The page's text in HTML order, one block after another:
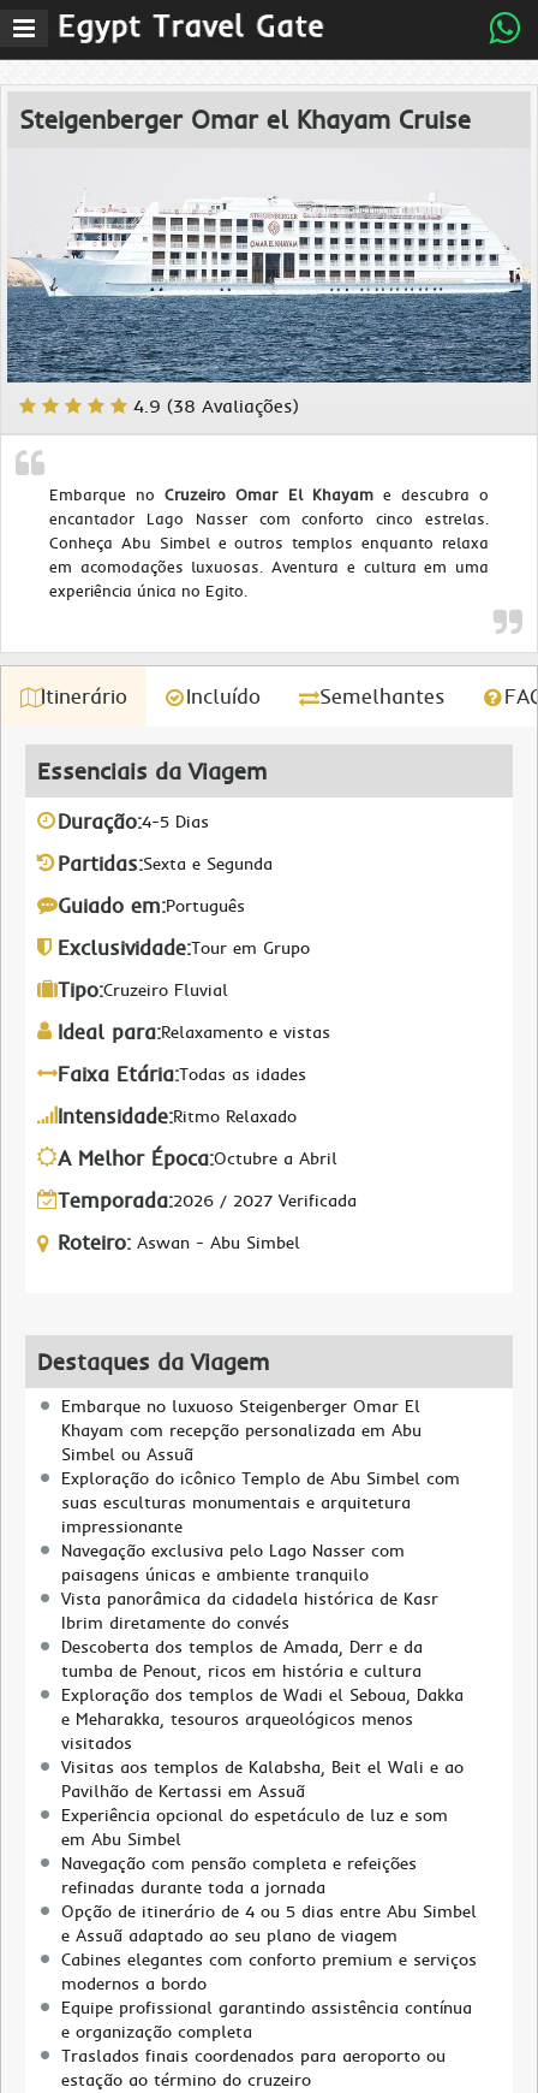
Abrir
menu
navegaÃ§Ã£o
Steigenberger Omar el Khayam Cruise
4.9 (38 Avaliações)
Embarque noCruzeiro Omar El Khayame descubra o
encantador Lago Nasser com conforto cinco estrelas.
Conheça Abu Simbel e outros templos enquanto relaxa
em acomodações luxuosas. Aventura e cultura em uma
experiência única no Egito.
Itinerário Incluído Semelhantes
Essenciais da Viagem
Duração:4-5 Dias
Partidas:Sexta e Segunda
Guiado em:Português
Exclusividade:Tour em Grupo
Tipo:Cruzeiro Fluvial
Ideal para:Relaxamento e vistas
Faixa Etária:Todas as idades
Intensidade:Ritmo Relaxado
A Melhor Época:Octubre a Abril
Temporada:2026 / 2027 Verificada
Roteiro: Aswan - Abu Simbel
Destaques da Viagem
Embarque no luxuoso Steigenberger Omar El
Khayam com recepção personalizada em Abu
Simbel ou Assuã
Exploração do icônico Templo de Abu Simbel com
suas esculturas monumentais e arquitetura
impressionante
Navegação exclusiva pelo Lago Nasser com
paisagens únicas e ambiente tranquilo
Vista panorâmica da cidadela histórica de Kasr
Ibrim diretamente do convés
Descoberta dos templos de Amada, Derr e da
tumba de Penout, ricos em história e cultura
Exploração dos templos de Wadi el Seboua, Dakka
e Meharakka, tesouros arqueológicos menos
visitados
Visitas aos templos de Kalabsha, Beit el Wali e ao
Pavilhão de Kertassi em Assuã
Experiência opcional do espetáculo de luz e som
em Abu Simbel
Navegação com pensão completa e refeições
refinadas durante toda a jornada
Opção de itinerário de 4 ou 5 dias entre Abu Simbel
e Assuã adaptado ao seu plano de viagem
Cabines elegantes com conforto premium e serviços
modernos a bordo
Equipe profissional garantindo assistência contínua
e organização completa
Traslados finais coordenados para aeroporto ou
estação ao término do cruzeiro